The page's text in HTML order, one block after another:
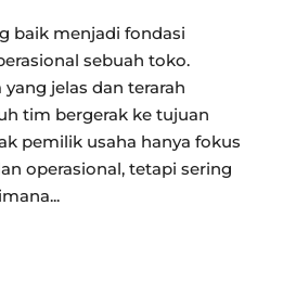
baik menjadi fondasi
sebuah toko.
jelas dan terarah
tim bergerak ke tujuan
pemilik usaha hanya fokus
operasional, tetapi sering